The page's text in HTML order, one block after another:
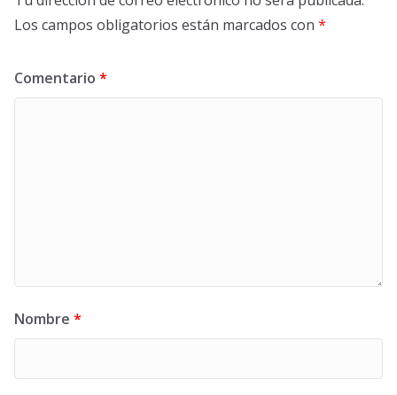
Los campos obligatorios están marcados con *
Comentario *
Nombre *